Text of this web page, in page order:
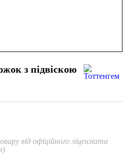
з підвіскою
від офіційного ліцензіата